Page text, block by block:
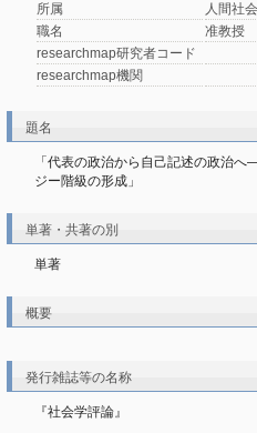
所属
人間社
職名
准教授
researchmap研究者コード
researchmap機関
題名
「代表の政治から自己記述の政治
ジー階級の形成」
単著・共著の別
単著
概要
発行雑誌等の名称
『社会学評論』